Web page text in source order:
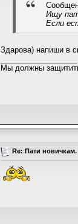
Ищу
Если
Здарова) напиши в
Мы должны
Re: Пати новичкам.